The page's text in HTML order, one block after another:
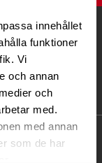
innehållet
funktioner
Vi
och annan
och
med.
med annan
som de har